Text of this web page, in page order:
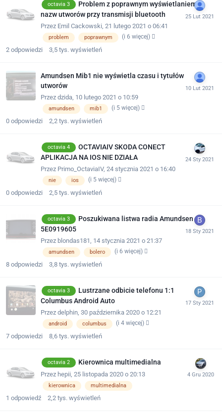
octavia 3
Problem z poprawnym wyświetlaniem
nazw utworów przy transmisji bluetooth
Przez Emil Cackowski, 21 lutego 2021 o 06:41
problem poprawnym (i 6 więcej)
2 odpowiedzi 3,5 tys. wyświetleń
Amundsen Mib1 nie wyświetla czasu i tytułów
utworów
Przez dzida 10 lutego 2021 o 10:59
amundsen mib1 (i 5 więcej)
0 odpowiedzi 2,2 tys. wyświetleń
octavia 4
OCTAVIAIV SKODA CONECT
APLIKACJA NA IOS NIE DZIAŁA
Przez Primo_OctaviaIV, 24 stycznia 2021 o 16:40
nie ios (i 5 więcej)
0 odpowiedzi 2,5 tys. wyświetleń
octavia 3
Poszukiwana listwa radia Amundsen
5E0919605
Przez blondas181, 14 stycznia 2021 o 21:37
amundsen bolero (i 6 więcej)
8 odpowiedzi 3,8 tys. wyświetleń
octavia 3
Lustrzane odbicie telefonu 1:1
Columbus Android Auto
Przez delphin, 30 października 2020 o 12:21
android columbus (i 4 więcej)
7 odpowiedzi 8,6 tys. wyświetleń
octavia 2 Kierownica multimedialna
Przez hepii, 25 listopada 2020 o 20:13
kierownica multimedialna
1 odpowiedź 2,2 tys. wyświetleń